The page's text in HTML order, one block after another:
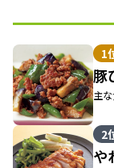
1
豚
主
2
や